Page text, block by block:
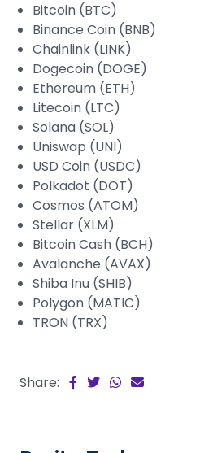
Bitcoin (BTC)
Binance Coin (BNB)
Chainlink (LINK)
Dogecoin (DOGE)
Ethereum (ETH)
Litecoin (LTC)
Solana (SOL)
Uniswap (UNI)
USD Coin (USDC)
Polkadot (DOT)
Cosmos (ATOM)
Stellar (XLM)
Bitcoin Cash (BCH)
Avalanche (AVAX)
Shiba Inu (SHIB)
Polygon (MATIC)
TRON (TRX)
Share: